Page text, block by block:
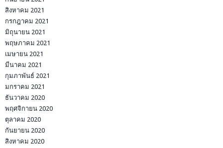
สิงหาคม 2021
กรกฎาคม 2021
มิถุนายน 2021
พฤษภาคม 2021
เมษายน 2021
มีนาคม 2021
กุมภาพันธ์ 2021
มกราคม 2021
ธันวาคม 2020
พฤศจิกายน 2020
ตุลาคม 2020
กันยายน 2020
สิงหาคม 2020